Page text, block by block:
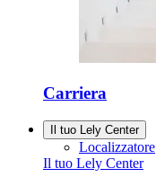
Carriera
Il tuo Lely Center
Localizzatore
Il tuo Lely Center